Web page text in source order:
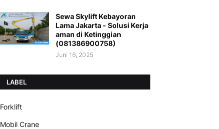
Sewa Skylift Kebayoran
Lama Jakarta - Solusi Kerja
aman di Ketinggian
(081386900758)
Juni 16, 2025
LABEL
Forklift
Mobil Crane